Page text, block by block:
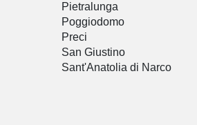
Pietralunga
Poggiodomo
Preci
San Giustino
Sant'Anatolia di Narco